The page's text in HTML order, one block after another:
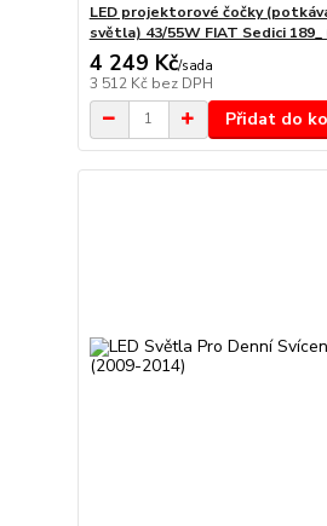
LED projektorové čočky
světla) 43/55W FIAT Sedici 189_
4 249 Kč/sada
3 512 Kč bez DPH
Přidat do